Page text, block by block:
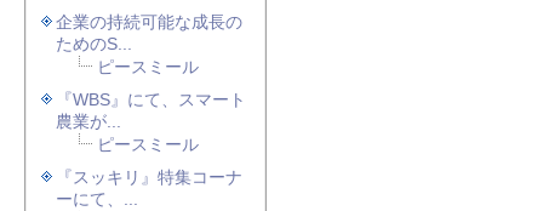
企業の持続可能な成長の
ためのS...
ピースミール
『WBS』にて、スマート
農業が...
ピースミール
『スッキリ』特集コーナ
ーにて、...